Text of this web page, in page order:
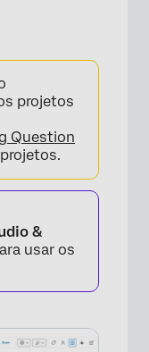
projetos
Question
projetos.
&
usar os